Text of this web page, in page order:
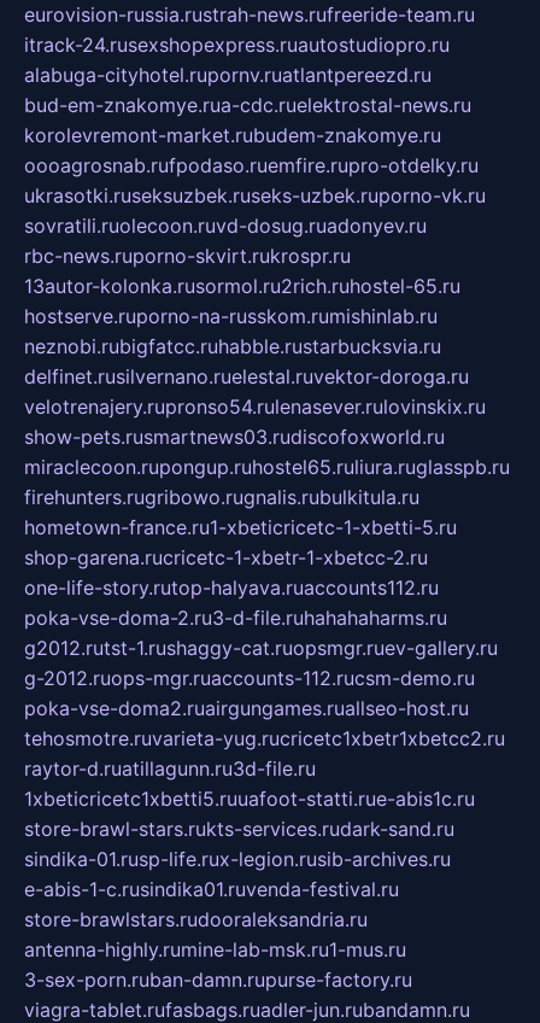
eurovision-russia.rustrah-news.rufreeride-team.ru
itrack-24.rusexshopexpress.ruautostudiopro.ru
alabuga-cityhotel.rupornv.ruatlantpereezd.ru
bud-em-znakomye.rua-cdc.ruelektrostal-news.ru
korolevremont-market.rubudem-znakomye.ru
oooagrosnab.rufpodaso.ruemfire.rupro-otdelky.ru
ukrasotki.ruseksuzbek.ruseks-uzbek.ruporno-vk.ru
sovratili.ruolecoon.ruvd-dosug.ruadonyev.ru
rbc-news.ruporno-skvirt.rukrospr.ru
13autor-kolonka.rusormol.ru2rich.ruhostel-65.ru
hostserve.ruporno-na-russkom.rumishinlab.ru
neznobi.rubigfatcc.ruhabble.rustarbucksvia.ru
delfinet.rusilvernano.ruelestal.ruvektor-doroga.ru
velotrenajery.rupronso54.rulenasever.rulovinskix.ru
show-pets.rusmartnews03.rudiscofoxworld.ru
miraclecoon.rupongup.ruhostel65.ruliura.ruglasspb.ru
firehunters.rugribowo.rugnalis.rubulkitula.ru
hometown-france.ru1-xbeticricetc-1-xbetti-5.ru
shop-garena.rucricetc-1-xbetr-1-xbetcc-2.ru
one-life-story.rutop-halyava.ruaccounts112.ru
poka-vse-doma-2.ru3-d-file.ruhahahaharms.ru
g2012.rutst-1.rushaggy-cat.ruopsmgr.ruev-gallery.ru
g-2012.ruops-mgr.ruaccounts-112.rucsm-demo.ru
poka-vse-doma2.ruairgungames.ruallseo-host.ru
tehosmotre.ruvarieta-yug.rucricetc1xbetr1xbetcc2.ru
raytor-d.ruatillagunn.ru3d-file.ru
1xbeticricetc1xbetti5.ruuafoot-statti.rue-abis1c.ru
store-brawl-stars.rukts-services.rudark-sand.ru
sindika-01.rusp-life.rux-legion.rusib-archives.ru
e-abis-1-c.rusindika01.ruvenda-festival.ru
store-brawlstars.rudooraleksandria.ru
antenna-highly.rumine-lab-msk.ru1-mus.ru
3-sex-porn.ruban-damn.rupurse-factory.ru
viagra-tablet.rufasbags.ruadler-jun.rubandamn.ru